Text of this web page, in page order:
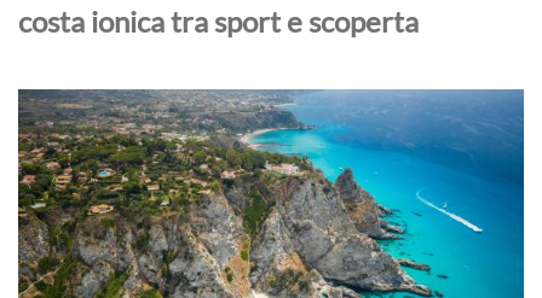
costa ionica tra sport e scoperta